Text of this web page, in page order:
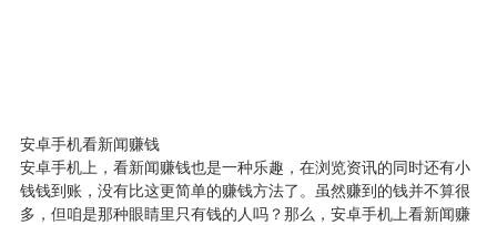
安卓手机看新闻赚钱
安卓手机上，看新闻赚钱也是一种乐趣，在浏览资讯的同时还有小
钱钱到账，没有比这更简单的赚钱方法了。虽然赚到的钱并不算很
多，但咱是那种眼睛里只有钱的人吗？那么，安卓手机上看新闻赚